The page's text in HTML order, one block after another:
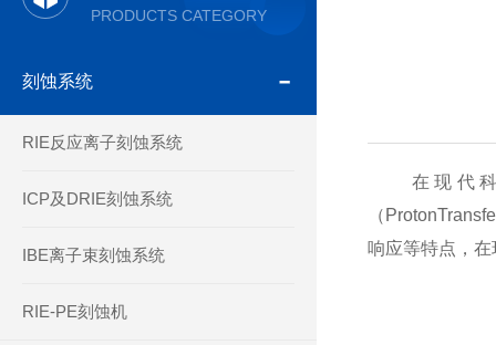
PRODUCTS CATEGORY
刻蚀系统
RIE反应离子刻蚀系统
ICP及DRIE刻蚀系统
IBE离子束刻蚀系统
RIE-PE刻蚀机
在现代科
（
响应等特点，